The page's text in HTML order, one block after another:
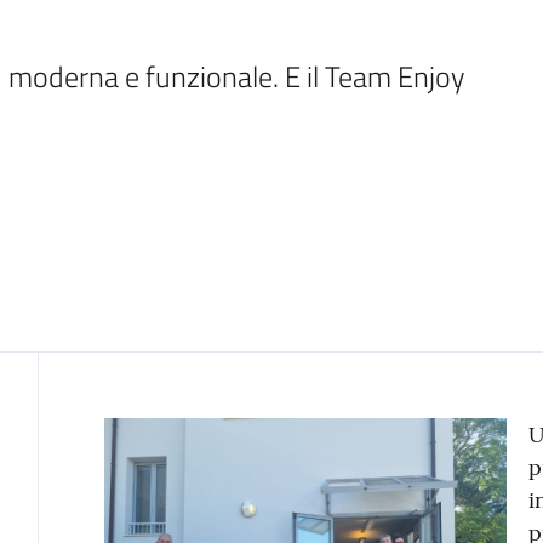
e funzionale. E il Team Enjoy
Contenuto